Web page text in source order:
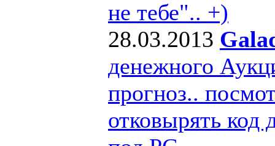
не тебе".. +)
28.03.2013
денежного
прогноз..
отковырять код